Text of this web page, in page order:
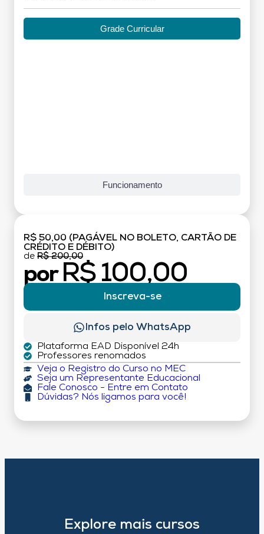
Grade Curricular
Funcionamento
R$ 50,00 (PAGÁVEL NO BOLETO, CARTÃO DE
CRÉDITO E DÉBITO)
de R$ 200,00
por R$ 100,00
Inscreva-se
Infos pelo WhatsApp
Plataforma EAD Disponível 24h
Professores renomados
Veja o Registro do Curso no MEC
Seja um Representante Educacional
Fale Conosco - Entre em Contato
Dúvidas? Nós ligamos para você!
Explore mais cursos